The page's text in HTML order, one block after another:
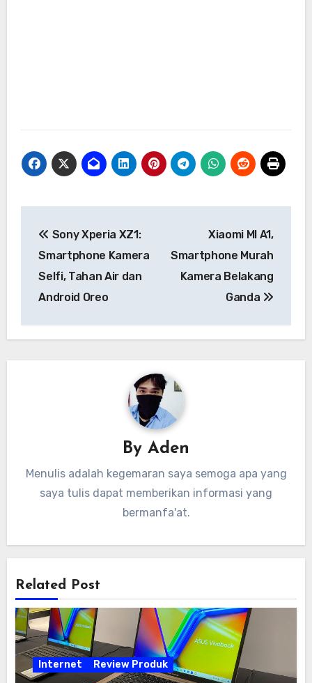
pos
Sony Xperia XZ1:
Smartphone Kamera
Selfi, Tahan Air dan
Android Oreo
Xiaomi MI A1,
Smartphone Murah
Kamera Belakang
Ganda
By Aden
Menulis adalah kegemaran saya semoga apa yang
saya tulis dapat memberikan informasi yang
bermanfa'at.
Related Post
Internet Review Produk